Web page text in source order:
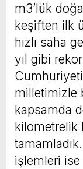
m3’lük
keşiften ilk
hızlı saha
yıl gibi
milletimizle
kapsamda
kilometrelik
işlemleri